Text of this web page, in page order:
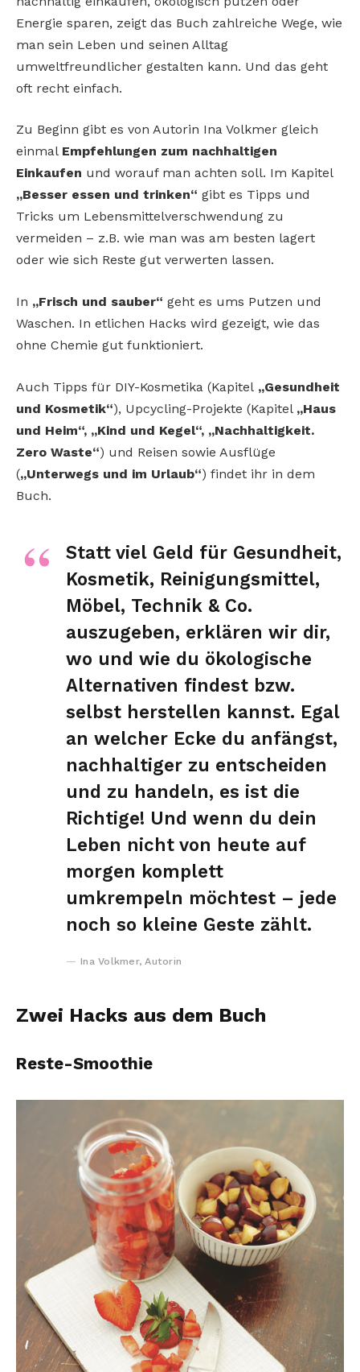
Energie sparen, zeigt das Buch zahlreiche Wege, wie
man sein Leben und seinen Alltag
umweltfreundlicher gestalten kann. Und das geht
oft recht einfach.
Zu Beginn gibt es von Autorin Ina Volkmer gleich
einmal Empfehlungen zum nachhaltigen
Einkaufen und worauf man achten soll. Im Kapitel
„Besser essen und trinken“ gibt es Tipps und
Tricks um Lebensmittelverschwendung zu
vermeiden – z.B. wie man was am besten lagert
oder wie sich Reste gut verwerten lassen.
In „Frisch und sauber“ geht es ums Putzen und
Waschen. In etlichen Hacks wird gezeigt, wie das
ohne Chemie gut funktioniert.
Auch Tipps für DIY-Kosmetika (Kapitel „Gesundheit
und Kosmetik“), Upcycling-Projekte (Kapitel „Haus
und Heim“, „Kind und Kegel“, „Nachhaltigkeit.
Zero Waste“) und Reisen sowie Ausflüge
(„Unterwegs und im Urlaub“) findet ihr in dem
Buch.
Statt viel Geld für Gesundheit,
Kosmetik, Reinigungsmittel,
Möbel, Technik & Co.
auszugeben, erklären wir dir,
wo und wie du ökologische
Alternativen findest bzw.
selbst herstellen kannst. Egal
an welcher Ecke du anfängst,
nachhaltiger zu entscheiden
und zu handeln, es ist die
Richtige! Und wenn du dein
Leben nicht von heute auf
morgen komplett
umkrempeln möchtest – jede
noch so kleine Geste zählt.
Ina Volkmer, Autorin
Zwei Hacks aus dem Buch
Reste-Smoothie